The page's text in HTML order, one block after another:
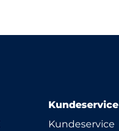
Kundeservice
Kundeservice